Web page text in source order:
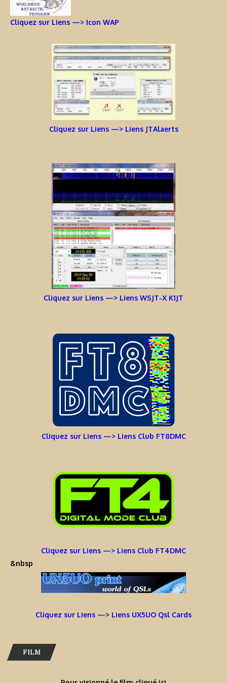
Cliquez sur Liens —> Icon WAP
Cliquez sur Liens —> Liens JTAlaerts
Cliquez sur Liens —> Liens WSJT-X K1JT
Cliquez sur Liens —> Liens Club FT8DMC
Cliquez sur Liens —> Liens Club FT4DMC
&nbsp
Cliquez sur Liens —> Liens UX5UO Qsl Cards
FILM